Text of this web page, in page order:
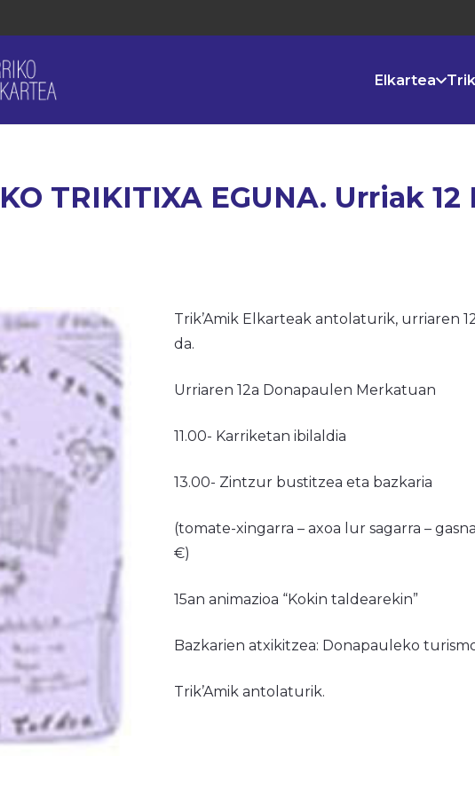
Elkartea
TRIKITIXA EGUNA. Urriak
Trik’Amik Elkarteak antolaturik, urriaren
da.
Urriaren 12a Donapaulen Merkatuan
11.00- Karriketan ibilaldia
13.00- Zintzur bustitzea eta bazkaria
(tomate-xingarra – axoa lur sagarra –
€)
15an animazioa “Kokin taldearekin”
Bazkarien atxikitzea: Donapauleko
Trik’Amik antolaturik.